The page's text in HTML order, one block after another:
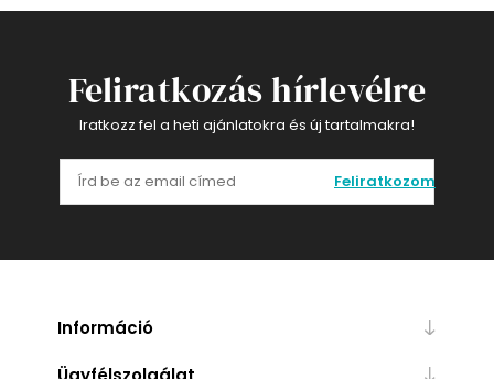
Feliratkozás hírlevélre
Iratkozz fel a heti ajánlatokra és új tartalmakra!
Feliratkozom
Információ